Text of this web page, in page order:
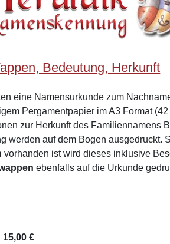
Bedeutung, Herkunft
eine Namensurkunde zum
Pergamentpapier im A3 Format
zur Herkunft des Familiennamens
werden auf dem Bogen ausgedruckt.
vorhanden ist wird dieses inklusive
ebenfalls auf die Urkunde
€